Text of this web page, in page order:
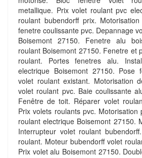
metallique. Prix volet roulant pvc
roulant bubendorff prix.
fenetre coulissante pvc. Depannage
Boisemont 27150. Fenetre alu
roulant Boisemont 27150. Fenetre et
roulant. Portes fenetres alu.
electrique Boisemont 27150. Pose
volet roulant existant. Motorisation
volet roulant pvc. Baie coulissante
Fenêtre de toit. Réparer volet
Prix volets roulants pvc. Motorisation
roulant electrique Boisemont 27150.
Interrupteur volet roulant
roulant. Moteur bubendorff volet
Prix volet alu Boisemont 27150.